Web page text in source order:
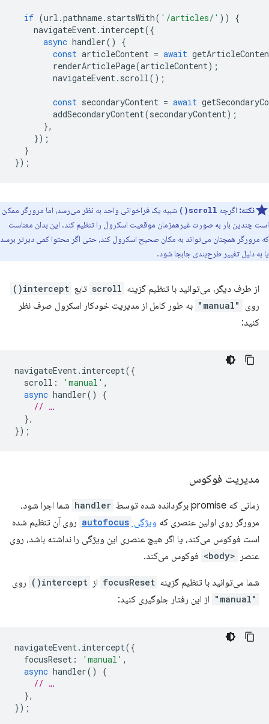
if (url .pathname. startsWith( '/articles/' ))
{
navigateEvent. intercept({
async handler()
{
const articleContent = await
renderArticlePage(articleContent);
navigateEvent. scroll();
const secondaryContent = await
addSecondaryContent(secondaryContent);
},
});
}
});
نکته: اگرچه scroll()
شبیه یک فراخوانی واحد به نظر می‌رسد، اما مرورگر ممکن
است چندین بار به صورت غیرهمزمان موقعیت اسکرول را تنظیم کند. این بدان معناست
که مرورگر همچنان می‌تواند به مکان صحیح اسکرول کند، حتی اگر محتوا کمی دیرتر برسد
یا به دلیل تغییر طرح‌بندی جابجا شود.
از طرف دیگر، می‌توانید با تنظیم گزینه scroll تابع intercept()
روی "manual"
به طور کامل از مدیریت خودکار اسکرول صرف نظر
کنید:
navigateEvent. intercept({
scroll : 'manual' ,
async handler()
{
// …
},
});
مدیریت فوکوس
زمانی که promise برگردانده شده توسط handler شما اجرا شود،
مرورگر روی اولین عنصری که ویژگی autofocus روی آن تنظیم شده
است فوکوس می‌کند، یا اگر هیچ عنصری این ویژگی را نداشته باشد، روی
عنصر
<body> فوکوس می‌کند.
شما می‌توانید با تنظیم گزینه focusReset از intercept() روی
"manual" از این رفتار جلوگیری کنید:
navigateEvent. intercept({
focusReset : 'manual' ,
async handler()
{
// …
},
});